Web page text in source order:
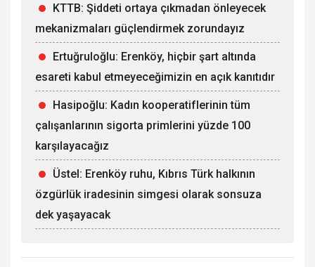
KTTB: Şiddeti ortaya çıkmadan önleyecek
mekanizmaları güçlendirmek zorundayız
Ertuğruloğlu: Erenköy, hiçbir şart altında
esareti kabul etmeyeceğimizin en açık kanıtıdır
Hasipoğlu: Kadın kooperatiflerinin tüm
çalışanlarının sigorta primlerini yüzde 100
karşılayacağız
Üstel: Erenköy ruhu, Kıbrıs Türk halkının
özgürlük iradesinin simgesi olarak sonsuza
dek yaşayacak